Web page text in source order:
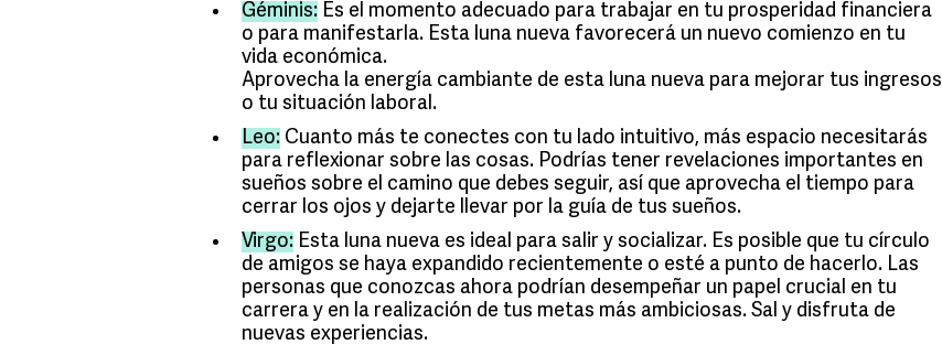
Géminis: Es el momento adecuado para trabajar en tu prosperidad financiera
o para manifestarla. Esta luna nueva favorecerá un nuevo comienzo en tu
vida económica.
Aprovecha la energía cambiante de esta luna nueva para mejorar tus ingresos
o tu situación laboral.
Leo: Cuanto más te conectes con tu lado intuitivo, más espacio necesitarás
para reflexionar sobre las cosas. Podrías tener revelaciones importantes en
sueños sobre el camino que debes seguir, así que aprovecha el tiempo para
cerrar los ojos y dejarte llevar por la guía de tus sueños.
Virgo: Esta luna nueva es ideal para salir y socializar. Es posible que tu círculo
de amigos se haya expandido recientemente o esté a punto de hacerlo. Las
personas que conozcas ahora podrían desempeñar un papel crucial en tu
carrera y en la realización de tus metas más ambiciosas. Sal y disfruta de
nuevas experiencias.